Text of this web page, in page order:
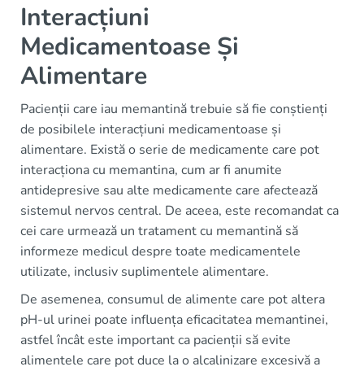
Interacțiuni
Medicamentoase Și
Alimentare
Pacienții care iau memantină trebuie să fie conștienți
de posibilele interacțiuni medicamentoase și
alimentare. Există o serie de medicamente care pot
interacționa cu memantina, cum ar fi anumite
antidepresive sau alte medicamente care afectează
sistemul nervos central. De aceea, este recomandat ca
cei care urmează un tratament cu memantină să
informeze medicul despre toate medicamentele
utilizate, inclusiv suplimentele alimentare.
De asemenea, consumul de alimente care pot altera
pH-ul urinei poate influența eficacitatea memantinei,
astfel încât este important ca pacienții să evite
alimentele care pot duce la o alcalinizare excesivă a